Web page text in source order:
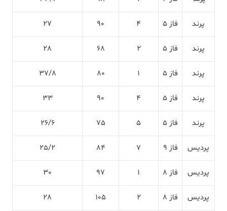
پرند فاز 5 4
90
27
پرند فاز 5 2
68
28
پرند فاز 5 1
80
37/8
پرند فاز 5 4
90
33
پرند فاز 5 5
75
26/6
پردیس فاز 9 7
84
25/2
پردیس فاز 8 1
97
30
پردیس فاز 8 2
105
28